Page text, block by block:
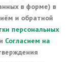
в форме) в
и обратной
персональных
и Согласием на